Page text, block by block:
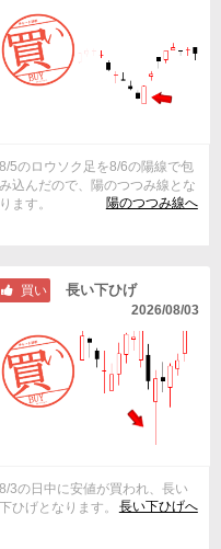
8/5のロウソク足を8/6の陽線で包
み込んだので、陽のつつみ線とな
ります。
陽のつつみ線へ
買い 長い下ひげ
2026/08/03
8/3の日中に安値が買われ、長い
下ひげとなります。
長い下ひげへ